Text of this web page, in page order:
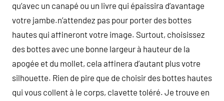
qu’avec un canapé ou un livre qui épaissira d’avantage
votre jambe.n’attendez pas pour porter des bottes
hautes qui affineront votre image. Surtout, choisissez
des bottes avec une bonne largeur à hauteur de la
apogée et du mollet, cela affinera d’autant plus votre
silhouette. Rien de pire que de choisir des bottes hautes
qui vous collent à le corps, clavette toléré. Je trouve en